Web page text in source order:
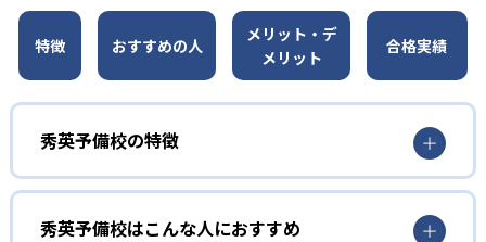
特徴 おすすめの人
メリット・デ
メリット
合格実績
秀英予備校の特徴
01
志望校別・学力別クラスの集団授業
秀英予備校はこんな人におすすめ